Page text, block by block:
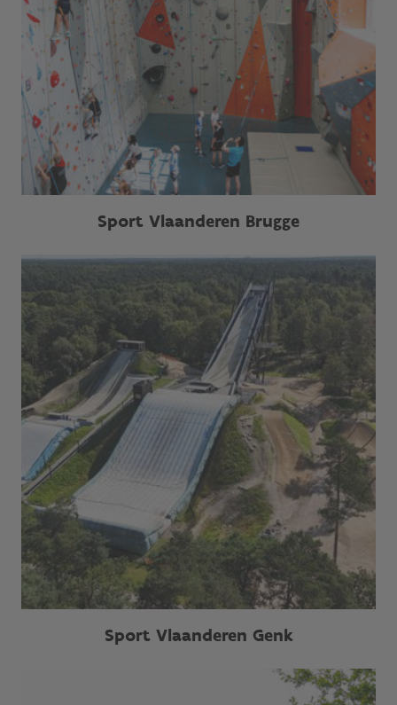
Sport Vlaanderen Brugge
Sport Vlaanderen Genk